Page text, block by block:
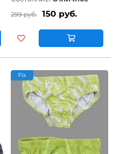
299 руб. 150 руб.
Fix